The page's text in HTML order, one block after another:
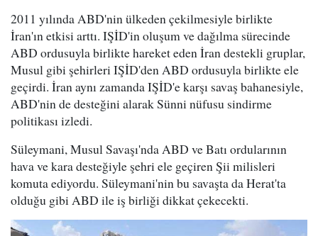
2011 yılında ABD'nin ülkeden çekilmesiyle birlikte
İran'ın etkisi arttı. IŞİD'in oluşum ve dağılma sürecinde
ABD ordusuyla birlikte hareket eden İran destekli gruplar,
Musul gibi şehirleri IŞİD'den ABD ordusuyla birlikte ele
geçirdi. İran aynı zamanda IŞİD'e karşı savaş bahanesiyle,
ABD'nin de desteğini alarak Sünni nüfusu sindirme
politikası izledi.
Süleymani, Musul Savaşı'nda ABD ve Batı ordularının
hava ve kara desteğiyle şehri ele geçiren Şii milisleri
komuta ediyordu. Süleymani'nin bu savaşta da Herat'ta
olduğu gibi ABD ile iş birliği dikkat çekecekti.